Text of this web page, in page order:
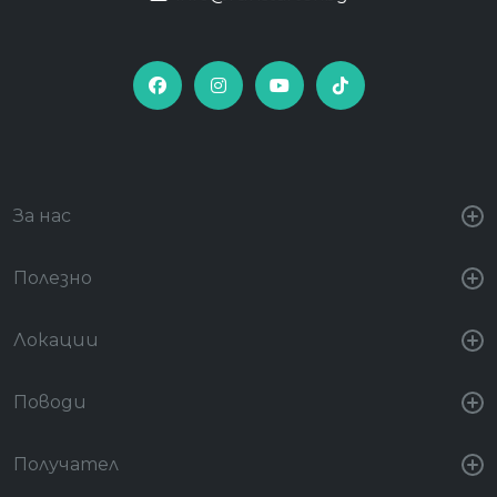
За нас
Полезно
Локации
Поводи
Получател